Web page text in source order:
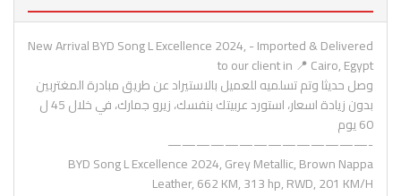
New Arrival BYD Song L Excellence 2024, - Imported & Delivered
to our client in 📍 Cairo, Egypt
وصل حديثا وتم تسلميه للعميل بالاستيراد عن طريق مبادرة المغتربين
بدون زيادة اسعار، استورد عربيتك بنفسك، زيرو جمارك، في خلال 45 ل
60 يوم
-——————————————
BYD Song L Excellence 2024, Grey Metallic, Brown Nappa
Leather, 662 KM, 313 hp, RWD, 201 KM/H